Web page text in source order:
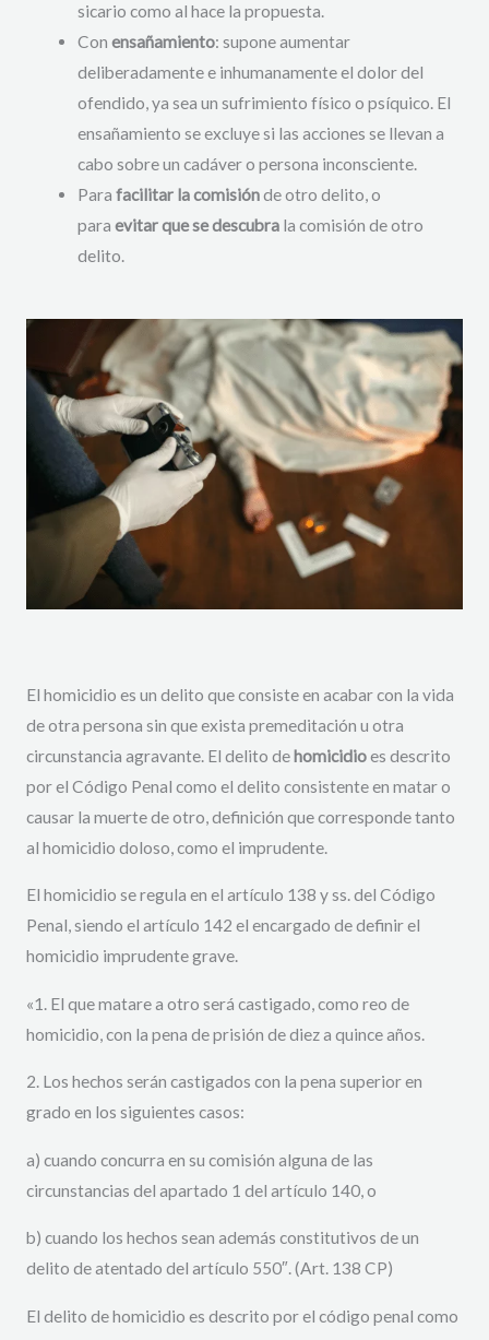
sicario como al hace la propuesta.
Con ensañamiento: supone aumentar
deliberadamente e inhumanamente el dolor del
ofendido, ya sea un sufrimiento físico o psíquico. El
ensañamiento se excluye si las acciones se llevan a
cabo sobre un cadáver o persona inconsciente.
Para facilitar la comisiónde otro delito, o
para evitar que se descubrala comisión de otro
delito.
El homicidio es un delito que consiste en acabar con la vida
de otra persona sin que exista premeditación u otra
circunstancia agravante. El delito dehomicidioes descrito
por el Código Penal como el delito consistente en matar o
causar la muerte de otro, definición que corresponde tanto
al homicidio doloso, como el imprudente.
El homicidio se regula en el artículo 138 y ss. del Código
Penal, siendo el artículo 142 el encargado de definir el
homicidio imprudente grave.
«1. El que matare a otro será castigado, como reo de
homicidio, con la pena de prisión de diez a quince años.
2. Los hechos serán castigados con la pena superior en
grado en los siguientes casos:
a) cuando concurra en su comisión alguna de las
circunstancias del apartado 1 del artículo 140, o
b) cuando los hechos sean además constitutivos de un
delito de atentado del artículo 550″. (Art. 138 CP)
El delito de homicidio es descrito por el código penal como